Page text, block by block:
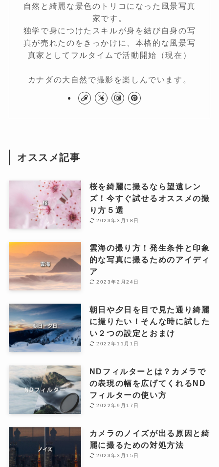
自然と綺麗な景色のトリコになった風景写真
家です。
独学で身につけたスキルが身を結び自身の写
真が売れたのをきっかけに、本格的な風景写
真家としてフルタイムで活動開始（現在）
カナダの大自然で撮影を楽しんでいます。
オススメ記事
桜を綺麗に撮るなら望遠レン
ズ！今すぐ試せるオススメの撮
り方５選
2023年3月18日
雲海の撮り方！発生条件と印象
的な写真に撮るためのアイディ
ア
2023年2月24日
朝日や夕日を目で見た通り綺麗
に撮りたい！そんな時に試した
い２つの設定とおまけ
2022年11月1日
NDフィルターとは？カメラで
の表現の幅を広げてくれるND
フィルターの使い方
2022年9月17日
カメラのノイズが出る原因と綺
麗に撮るための対処方法
2023年3月15日